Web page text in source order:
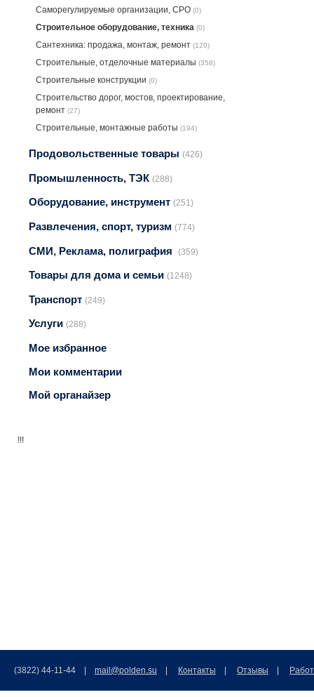
Саморегулируемые организации, СРО (0)
Строительное оборудование, техника (0)
Сантехника: продажа, монтаж, ремонт (120)
Строительные, отделочные материалы (358)
Строительные конструкции (0)
Строительство дорог, мостов, проектирование,
ремонт (27)
Строительные, монтажные работы (194)
Продовольственные товары (426)
Промышленность, ТЭК (288)
Оборудование, инструмент (251)
Развлечения, спорт, туризм (774)
СМИ, Реклама, полиграфия (359)
Товары для дома и семьи (1248)
Транспорт (249)
Услуги (288)
Мое избранное
Мои комментарии
Мой органайзер
!!!
(3822) 44-11-44 | mail@polden.su | Контакты | Отзывы |